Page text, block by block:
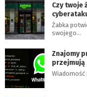
Czy twoje
Żabka
swojego…
Znajomy
przejmują